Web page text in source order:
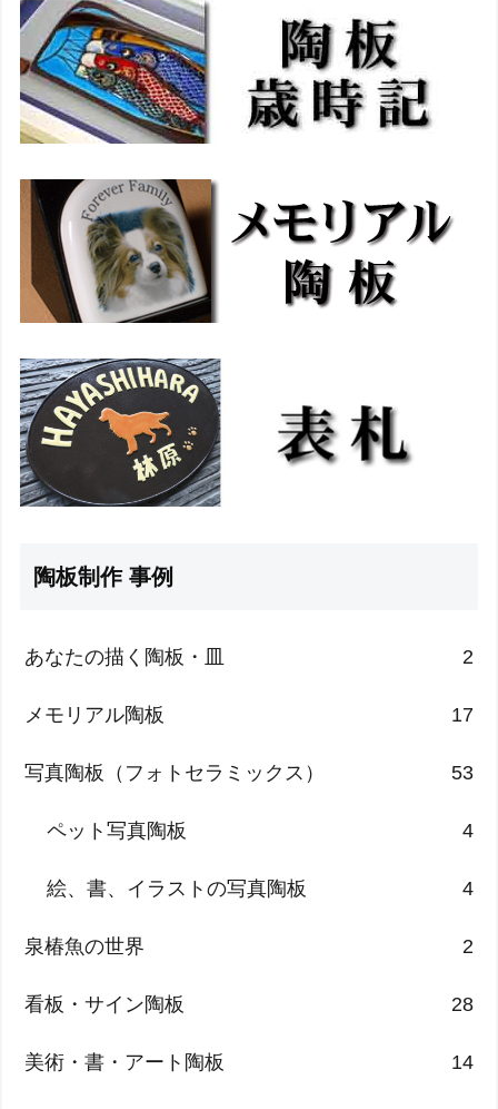
陶板制作 事例
あなたの描く陶板・皿 2
メモリアル陶板 17
写真陶板（フォトセラミックス） 53
ペット写真陶板 4
絵、書、イラストの写真陶板 4
泉椿魚の世界 2
看板・サイン陶板 28
美術・書・アート陶板 14